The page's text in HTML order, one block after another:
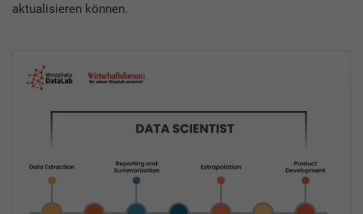
aktualisieren können.